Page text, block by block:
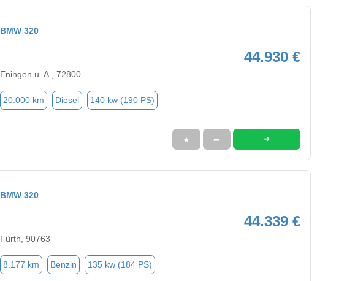
BMW 320
44.930 €
Eningen u. A., 72800
20.000 km Diesel 140 kw (190 PS)
★ ➦ ➜
BMW 320
44.339 €
Fürth, 90763
8.177 km Benzin 135 kw (184 PS)